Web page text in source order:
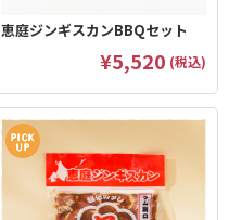
恵庭ジンギスカンBBQセット
¥5,520 (税込)